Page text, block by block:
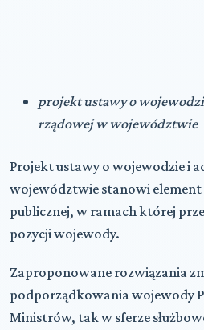
projekt ustawy o
rządowej w województwie
Projekt ustawy o wojewodzie i
województwie stanowi
publicznej, w ramach której
pozycji wojewody.
Zaproponowane rozwiązania
podporządkowania wojewody
Ministrów, tak w sferze